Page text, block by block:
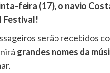
feira (17), o navio
Festival!
serão recebidos
grandes nomes da